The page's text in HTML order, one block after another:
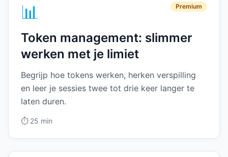
📊 Premium
Token management: slimmer
werken met je limiet
Begrijp hoe tokens werken, herken verspilling
en leer je sessies twee tot drie keer langer te
laten duren.
⏱️ 25 min